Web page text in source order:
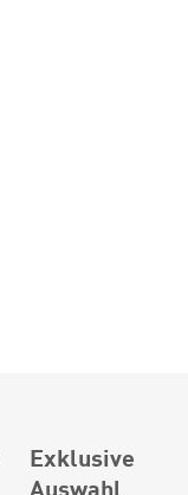
Exklusive
Auswahl